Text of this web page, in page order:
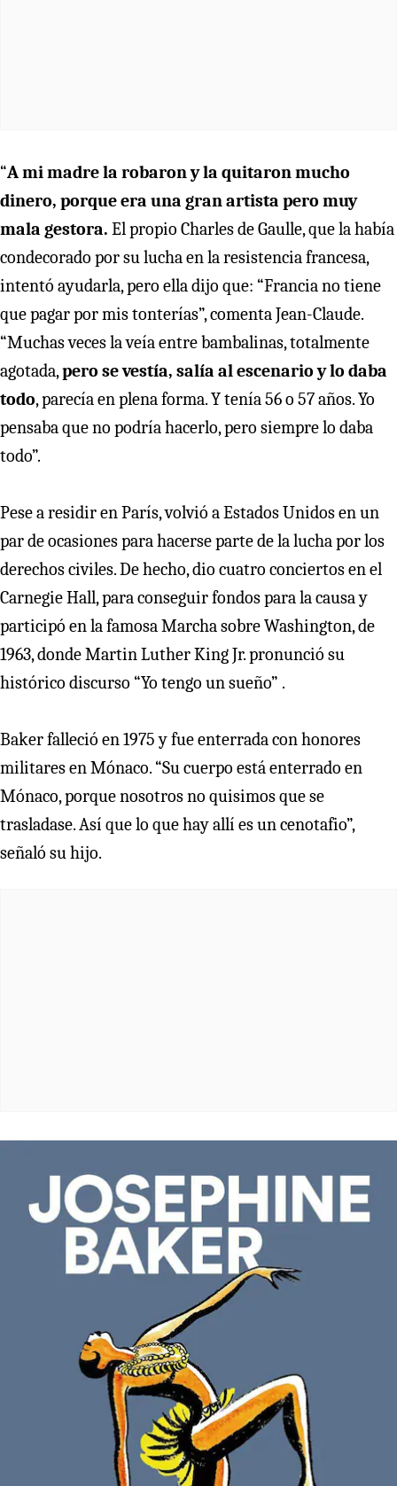
“A mi madre la robaron y la quitaron mucho
dinero, porque era una gran artista pero muy
mala gestora. El propio Charles de Gaulle, que la había
condecorado por su lucha en la resistencia francesa,
intentó ayudarla, pero ella dijo que: “Francia no tiene
que pagar por mis tonterías”, comenta Jean-Claude.
“Muchas veces la veía entre bambalinas, totalmente
agotada,pero se vestía, salía al escenario y lo daba
todo, parecía en plena forma. Y tenía 56 o 57 años. Yo
pensaba que no podría hacerlo, pero siempre lo daba
todo”.
Pese a residir en París, volvió a Estados Unidos en un
par de ocasiones para hacerse parte de la lucha por los
derechos civiles. De hecho, dio cuatro conciertos en el
Carnegie Hall, para conseguir fondos para la causa y
participó en la famosa Marcha sobre Washington, de
1963, donde Martin Luther King Jr. pronunció su
histórico discurso “Yo tengo un sueño” .
Baker falleció en 1975 y fue enterrada con honores
militares en Mónaco. “Su cuerpo está enterrado en
Mónaco, porque nosotros no quisimos que se
trasladase. Así que lo que hay allí es un cenotafio”,
señaló su hijo.